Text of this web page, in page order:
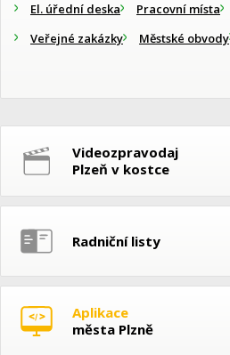
El. úřední deska
Pracovní místa
Veřejné zakázky
Městské obvody
Videozpravodaj
Plzeň v kostce
Radniční listy
Aplikace
města Plzně